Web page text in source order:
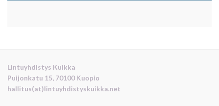
Lintuyhdistys Kuikka
Puijonkatu 15, 70100 Kuopio
hallitus(at)lintuyhdistyskuikka.net